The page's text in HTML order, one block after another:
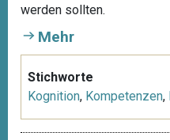
werden sollten.
Mehr
Stichworte
Kognition, Kompetenzen,